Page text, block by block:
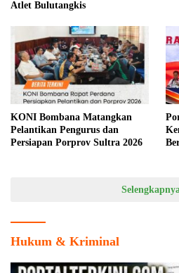
Atlet Bulutangkis
KONI Bombana Matangkan
Pelantikan Pengurus dan
Persiapan Porprov Sultra 2026
Hukum & Kriminal